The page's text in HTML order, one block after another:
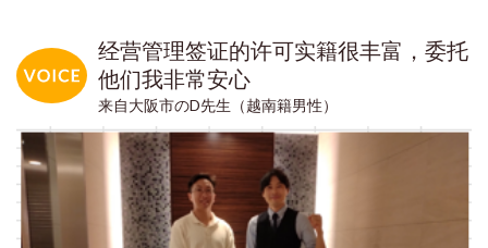
经营管理签证的许可实籍很丰富，委托
他们我非常安心
来自大阪市のD先生（越南籍男性）